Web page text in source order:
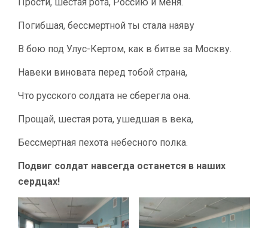
Погибшая, бессмертной ты стала наяву
В бою под Улус-Кертом, как в битве за Москву.
Навеки виновата перед тобой страна,
Что русского солдата не сберегла она.
Прощай, шестая рота, ушедшая в века,
Бессмертная пехота небесного полка.
Подвиг солдат навсегда останется в наших
сердцах!